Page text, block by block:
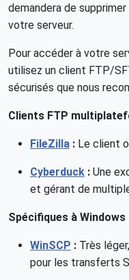
demandera de
votre serveur.
Pour accéder à votre
utilisez un client FTP/
sécurisés que nous
Clients FTP
FileZilla : Le client
Cyberduck : Une
et gérant de
Spécifiques à Windows
WinSCP : Très
pour les transferts